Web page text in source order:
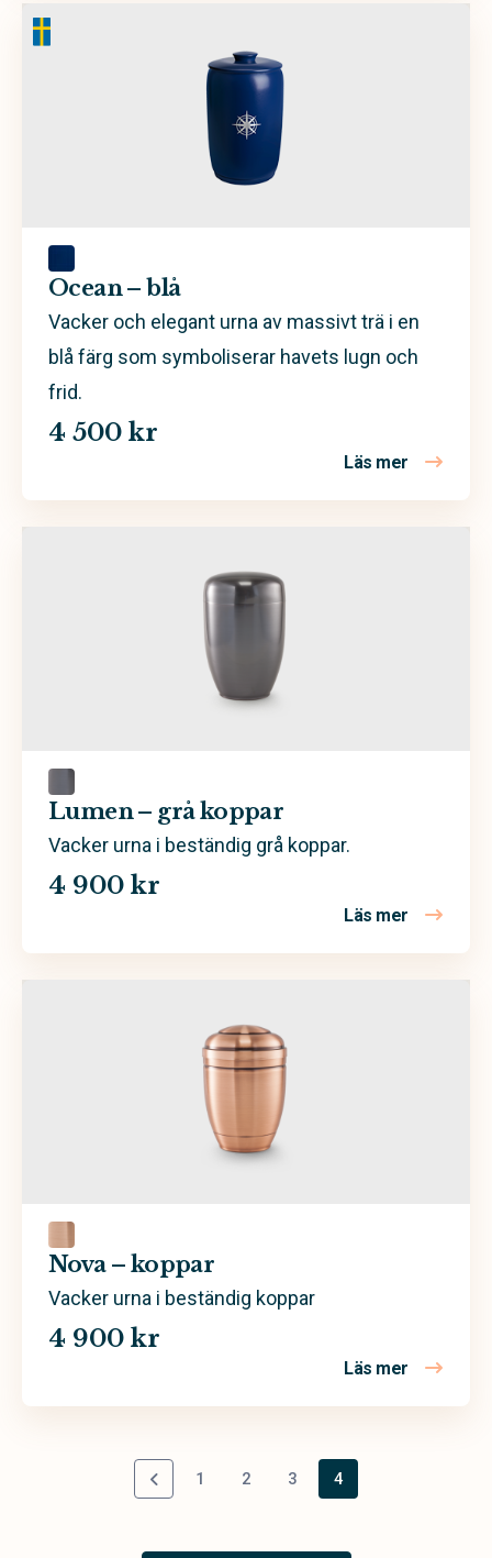
Ocean – blå
Vacker och elegant urna av massivt trä i en
blå färg som symboliserar havets lugn och
frid.
4 500 kr
Läs mer om
Lumen – grå koppar
Vacker urna i beständig grå koppar.
4 900 kr
Läs mer om
Nova – koppar
Vacker urna i beständig koppar
4 900 kr
Läs mer om Nova
1 2 3 4